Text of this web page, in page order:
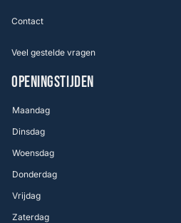
Contact
Veel gestelde vragen
OPENINGSTIJDEN
Maandag
Dinsdag
Woensdag
Donderdag
Vrijdag
Zaterdag